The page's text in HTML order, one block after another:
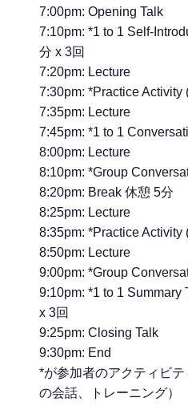
7:00pm: Opening Talk
7:10pm: *1 to 1 Self-
分 x 3回
7:20pm: Lecture
7:30pm: *Practice Activity
7:35pm: Lecture
7:45pm: *1 to 1
8:00pm: Lecture
8:10pm: *Group
8:20pm: Break 休憩 5分
8:25pm: Lecture
8:35pm: *Practice Activity
8:50pm: Lecture
9:00pm: *Group
9:10pm: *1 to 1 Summary
x 3回
9:25pm: Closing Talk
9:30pm: End
*が参加者のアクティビ
の会話、トレーニング）